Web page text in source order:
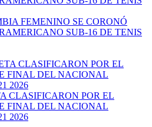
FEMENINO SE CORONÓ
SUB-16 DE TENIS
CLASIFICARON POR EL
FINAL DEL NACIONAL
2026